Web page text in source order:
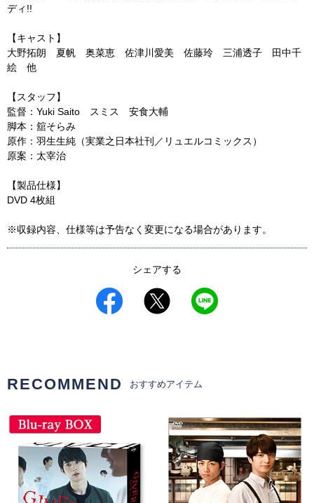
ディ!!
【キャスト】
大野拓朗 夏帆 奥菜恵 佐津川愛美 佐藤玲 三浦透子 田中千
絵 他
【スタッフ】
監督：Yuki Saito スミス 安食大輔
脚本：舘そらみ
原作：羽生生純（実業之日本社刊／リュエルコミックス）
原案：太宰治
【製品仕様】
DVD 4枚組
※収録内容、仕様等は予告なく変更になる場合があります。
シェアする
RECOMMEND おすすめアイテム